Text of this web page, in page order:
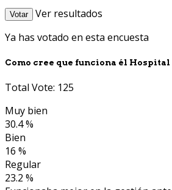
Votar
Ver resultados
Ya has votado en esta encuesta
Como cree que funciona él
Total Vote: 125
Muy bien
30.4 %
Bien
16 %
Regular
23.2 %